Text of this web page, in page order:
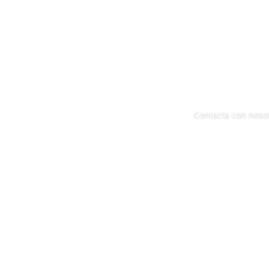
Contacta con